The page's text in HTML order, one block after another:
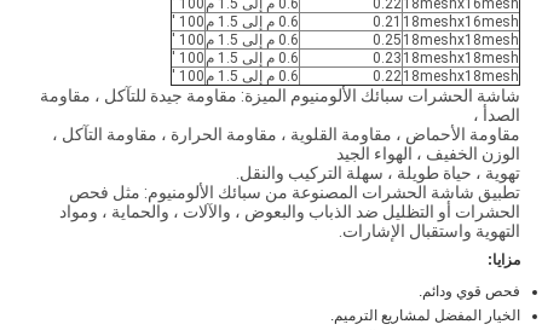
18meshx16mesh
0.22 0.6 م إلى 1.5 م
100 '
18meshx16mesh
0.21 0.6 م إلى 1.5 م
100 '
18meshx18mesh
0.25 0.6 م إلى 1.5 م
100 '
18meshx18mesh
0.23 0.6 م إلى 1.5 م
100 '
18meshx18mesh
0.22 0.6 م إلى 1.5 م 100 '
شاشة الحشرات سبائك الألومنيوم الميزة: مقاومة جيدة للتآكل ، مقاومة
الصدأ ،
مقاومة الأحماض ، مقاومة القلوية ، مقاومة الحرارة ، مقاومة التآكل ،
الوزن الخفيف ، الهواء الجيد
تهوية ، حياة طويلة ، سهلة التركيب والنقل.
تطبيق شاشة الحشرات المصنوعة من سبائك الألومنيوم: مثل فحص
الحشرات أو التظليل ضد الذباب والبعوض ، والآلات ، والحماية ، ومواد
التهوية واستقبال الإشارات.
مزايا:
فحص قوي ودائم.
الخيار المفضل لمشاريع الترميم.